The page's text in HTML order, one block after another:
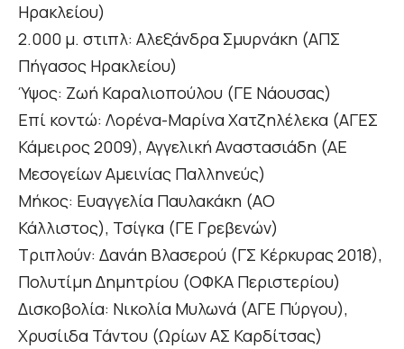
Ηρακλείου)
2.000 μ. στιπλ: Αλεξάνδρα Σμυρνάκη (ΑΠΣ
Πήγασος Ηρακλείου)
Ύψος: Ζωή Καραλιοπούλου (ΓΕ Νάουσας)
Επί κοντώ: Λορένα-Μαρίνα Χατζηλέλεκα (ΑΓΕΣ
Κάμειρος 2009), Αγγελική Αναστασιάδη (ΑΕ
Μεσογείων Αμεινίας Παλληνεύς)
Μήκος: Ευαγγελία Παυλακάκη (ΑΟ
Κάλλιστος), Τσίγκα (ΓΕ Γρεβενών)
Τριπλούν: Δανάη Βλασερού (ΓΣ Κέρκυρας 2018),
Πολυτίμη Δημητρίου (ΟΦΚΑ Περιστερίου)
Δισκοβολία: Νικολία Μυλωνά (ΑΓΕ Πύργου),
Χρυσίιδα Τάντου (Ωρίων ΑΣ Καρδίτσας)